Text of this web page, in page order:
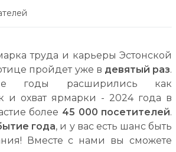
труда и карьеры Эстонской
пройдет уже в девятый раз.
годы расширились как
и охват ярмарки - 2024 года в
более 45 000 посетителей.
года, и у вас есть шанс быть
Вместе с нами вы сможете